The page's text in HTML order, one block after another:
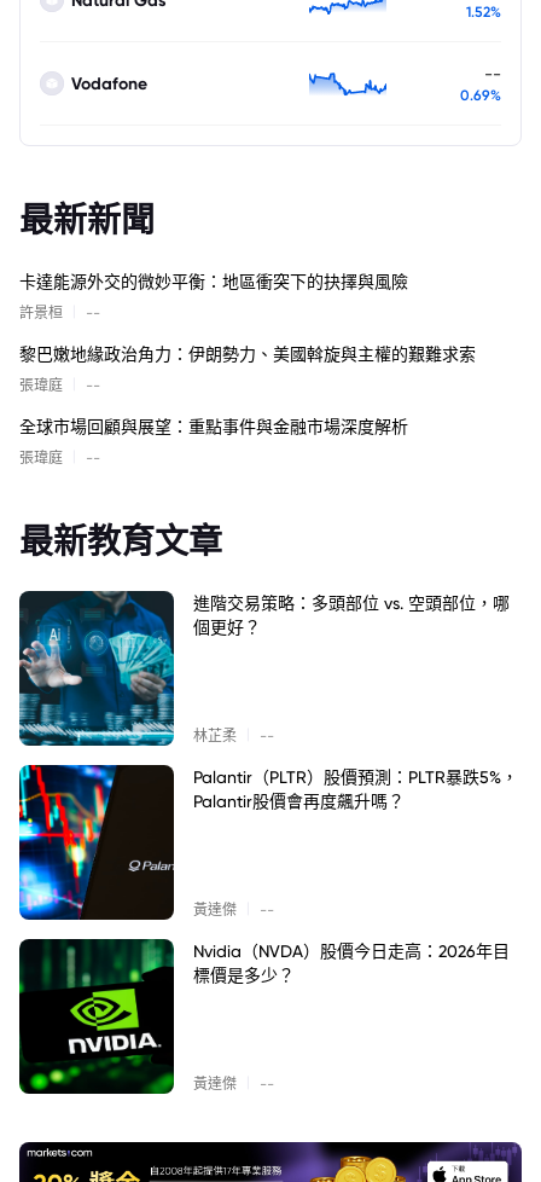
1.52%
Vodafone --
0.69%
最新新聞
卡達能源外交的微妙平衡：地區衝突下的抉擇與風險
許景桓 --
黎巴嫩地緣政治角力：伊朗勢力、美國斡旋與主權的艱難求索
張瑋庭 --
全球市場回顧與展望：重點事件與金融市場深度解析
張瑋庭 --
最新教育文章
進階交易策略：多頭部位 vs. 空頭部位，哪
個更好？
林芷柔 --
Palantir（PLTR）股價預測：PLTR暴跌5%，
Palantir股價會再度飆升嗎？
黃達傑 --
Nvidia（NVDA）股價今日走高：2026年目
標價是多少？
黃達傑 --